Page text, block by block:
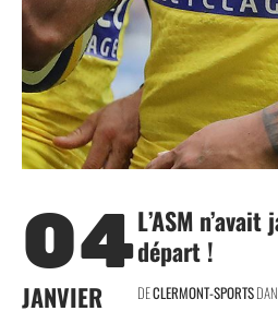
04
JANVIER
L’ASM
départ !
DECLERMONT-SPORTS